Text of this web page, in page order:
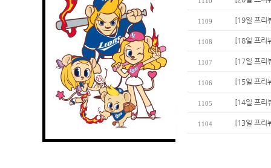
1109 [19일 프리
1108 [18일 프리
1107 [17일 프리
1106 [15일 프리
1105 [14일 프리
1104 [13일 프리